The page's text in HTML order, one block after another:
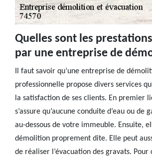
Quelles sont les
par une entreprise de
Il faut savoir qu’une entreprise de
professionnelle propose divers services
la satisfaction de ses clients. En premier
s’assure qu’aucune conduite d’eau ou de
au-dessous de votre immeuble. Ensuite,
démolition proprement dite. Elle peut
de réaliser l’évacuation des gravats. Pour